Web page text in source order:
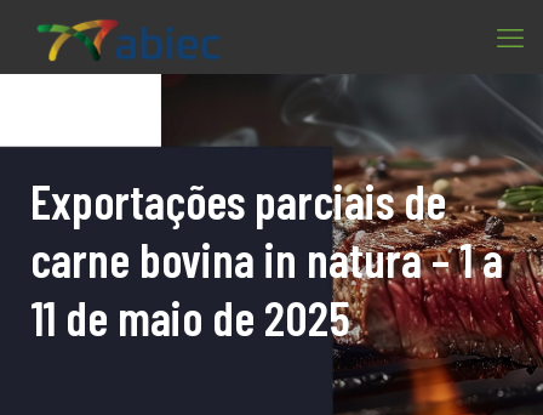
Exportações parciais de
carne bovina in natura – 1 a
11 de maio de 2025